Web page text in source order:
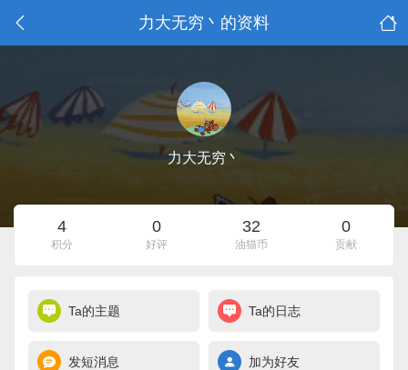
力大无穷丶的资料
力大无穷丶
4
积分
0
好评
32
油猫币
0
贡献
Ta的主题 Ta的日志
发短消息 加为好友